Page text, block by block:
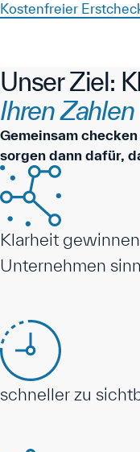
Kostenfreier
Unser Ziel:
Ihren Zahlen
Gemeinsam
sorgen dann dafür,
Klarheit
Unternehmen
schneller zu